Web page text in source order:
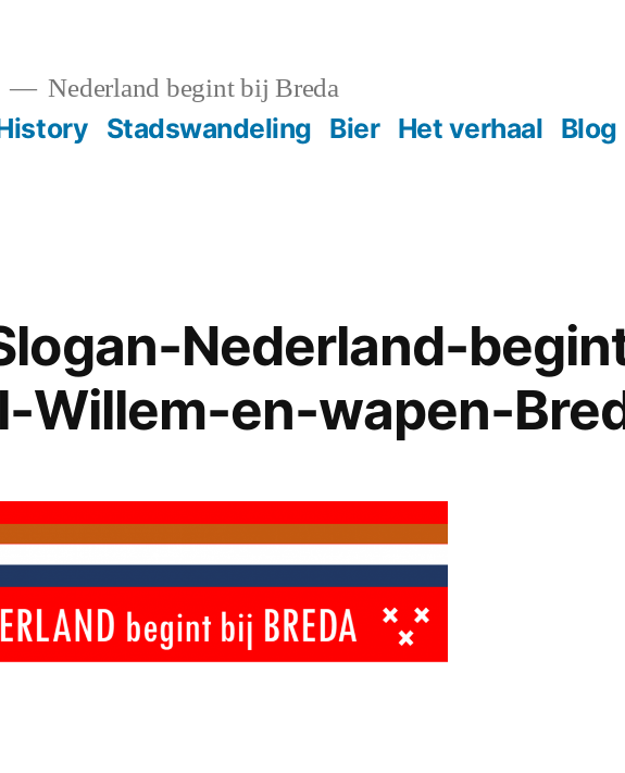
Nederland begint bij Breda
Stadswandeling Bier Het verhaal Blog
Nederland-
Willem-en-wapen-